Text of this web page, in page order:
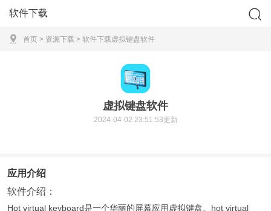
软件下载
首页 > 资源下载 > 软件下载虚拟键盘软件
虚拟键盘软件
2024-04-02 23:51:53更新
应用介绍
软件介绍：
Hot virtual keyboard是一个华丽的屏幕应用虚拟键盘。hot virtual